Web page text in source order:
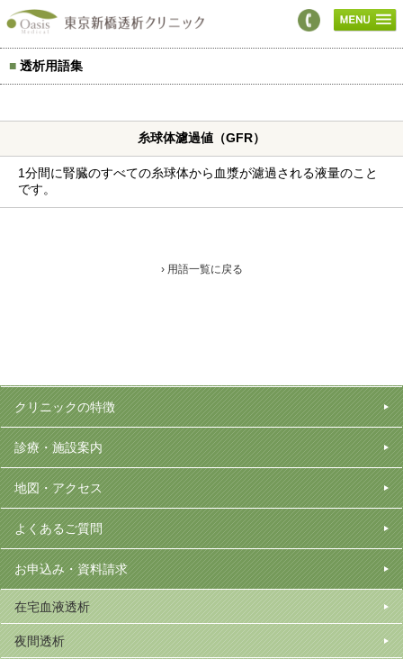
■ 透析用語集
糸球体濾過値（GFR）
1分間に腎臓のすべての糸球体から血漿が濾過される液量のこと
です。
› 用語一覧に戻る
クリニックの特徴
診療・施設案内
地図・アクセス
よくあるご質問
お申込み・資料請求
在宅血液透析
夜間透析